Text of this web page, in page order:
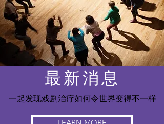
最新消息
一起发现戏剧治疗如何令世界变得不一样